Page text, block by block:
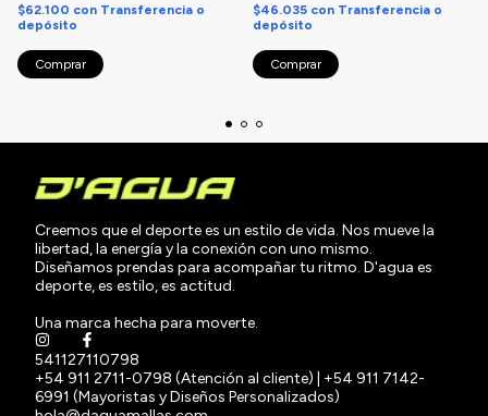
$62.100 con Transferencia o
depósito
Comprar
$46.035 con Transferencia o
depósito
Comprar
Creemos que el deporte es un estilo de vida. Nos mueve la
libertad, la energía y la conexión con uno mismo.
Diseñamos prendas para acompañar tu ritmo. D'agua es
deporte, es estilo, es actitud.
Una marca hecha para moverte.
541127110798
+54 911 2711-0798 (Atención al cliente) | +54 911 7142-
6991 (Mayoristas y Diseños Personalizados)